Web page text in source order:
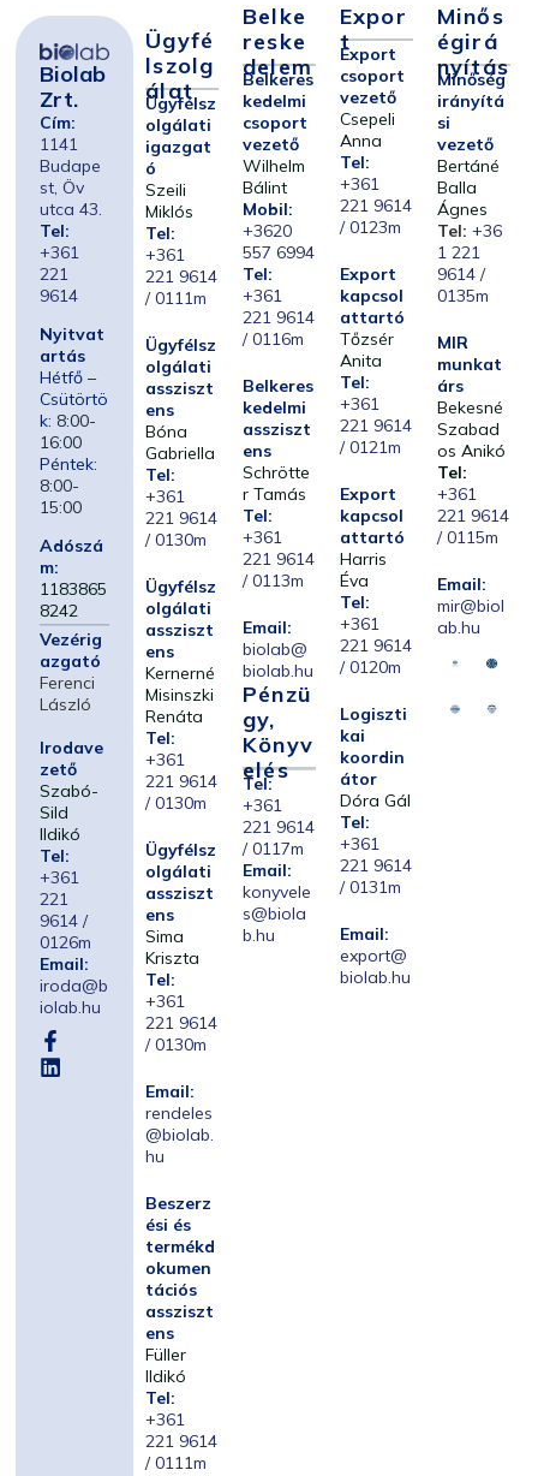
Biolab
Zrt.
Cím:
1141
Budape
st, Öv
utca 43.
Tel:
+361
221
9614
Nyitvat
artás
Hétfő –
Csütörtö
k: 8:00-
16:00
Péntek:
8:00-
15:00
Adószá
m:
1183865
8242
Vezérig
azgató
Ferenci
László
Irodave
zető
Szabó-
Sild
Ildikó
Tel:
+361
221
9614 /
0126m
Email:
iroda@b
iolab.hu
Ügyfé
Lszolg
Álat
Ügyfélsz
olgálati
igazgat
ó
Szeili
Miklós
Tel:
+361
221 9614
/ 0111m
Ügyfélsz
olgálati
assziszt
ens
Bóna
Gabriella
Tel:
+361
221 9614
/ 0130m
Ügyfélsz
olgálati
assziszt
ens
Kernerné
Misinszki
Renáta
Tel:
+361
221 9614
/ 0130m
Ügyfélsz
olgálati
assziszt
ens
Sima
Kriszta
Tel:
+361
221 9614
/ 0130m
Email:
rendeles
@biolab.
hu
Beszerz
ési és
termékd
okumen
tációs
assziszt
ens
Füller
Ildikó
Tel:
+361
221 9614
/ 0111m
Belke
Reske
Delem
Belkeres
kedelmi
csoport
vezető
Wilhelm
Bálint
Mobil:
+3620
557 6994
Tel:
+361
221 9614
/ 0116m
Belkeres
kedelmi
assziszt
ens
Schrötte
r Tamás
Tel:
+361
221 9614
/ 0113m
Email:
biolab@
biolab.hu
Pénzü
Gy,
Könyv
Elés
Tel:
+361
221 9614
/ 0117m
Email:
konyvele
s@biola
b.hu
Expor
T
Export
csoport
vezető
Csepeli
Anna
Tel:
+361
221 9614
/ 0123m
Export
kapcsol
attartó
Tőzsér
Anita
Tel:
+361
221 9614
/ 0121m
Export
kapcsol
attartó
Harris
Éva
Tel:
+361
221 9614
/ 0120m
Logiszti
kai
koordin
átor
Dóra Gál
Tel:
+361
221 9614
/ 0131m
Email:
export@
biolab.hu
Minős
Égirá
Nyítás
Minőség
irányítá
si
vezető
Bertáné
Balla
Ágnes
Tel: +36
1 221
9614 /
0135m
MIR
munkat
árs
Bekesné
Szabad
os Anikó
Tel:
+361
221 9614
/ 0115m
Email:
mir@biol
ab.hu